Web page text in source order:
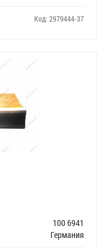
Код: 2979444-37
100 6941
Германия